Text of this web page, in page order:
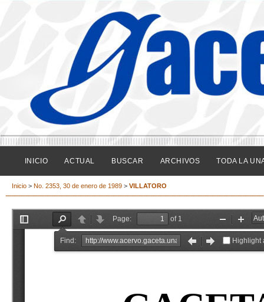
INICIO ACTUAL BUSCAR ARCHIVOS TODA LA
Inicio > No. 2353, 30 de enero de 1989 > VILLATORO